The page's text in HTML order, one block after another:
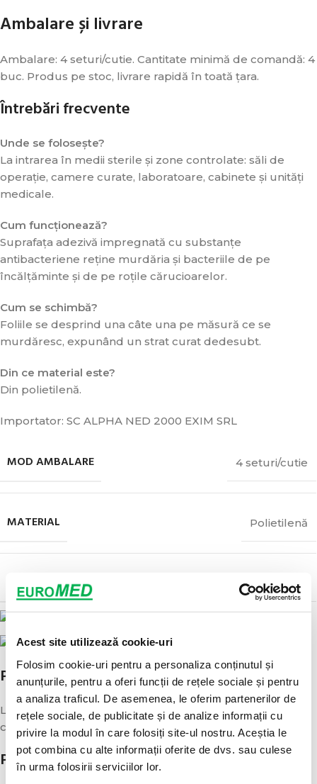
Acest site utilizează cookie-uri
Folosim cookie-uri pentru a personaliza conținutul și
anunțurile, pentru a oferi funcții de rețele sociale și pentru
a analiza traficul. De asemenea, le oferim partenerilor de
rețele sociale, de publicitate și de analize informații cu
privire la modul în care folosiți site-ul nostru. Aceștia le
pot combina cu alte informații oferite de dvs. sau culese
în urma folosirii serviciilor lor.
Ambalare și livrare
Ambalare: 4 seturi/cutie. Cantitate minimă de comandă: 4
buc. Produs pe stoc, livrare rapidă în toată țara.
Întrebări frecvente
Unde se folosește?
La intrarea în medii sterile și zone controlate: săli de
operație, camere curate, laboratoare, cabinete și unități
medicale.
Cum funcționează?
Suprafața adezivă impregnată cu substanțe
antibacteriene reține murdăria și bacteriile de pe
încălțăminte și de pe roțile cărucioarelor.
Cum se schimbă?
Foliile se desprind una câte una pe măsură ce se
murdăresc, expunând un strat curat dedesubt.
Din ce material este?
Din polietilenă.
Importator: SC ALPHA NED 2000 EXIM SRL
MOD AMBALARE 4 seturi/cutie
MATERIAL Polietilenă
MARCAJ CE
POLITICA DE LIVRARE
Livrarea se va face in decurs de 1-3 zile de la plasarea
comenzii.
POLITICA DE RETUR